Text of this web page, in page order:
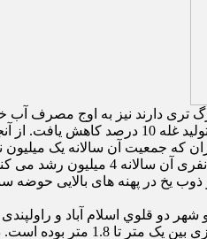
چاه ها رو به خشک شدن
که جمعیت آن سالانه یک
پاکستان که جمعیت 199
ذوب یخ در پهنه های بالایی